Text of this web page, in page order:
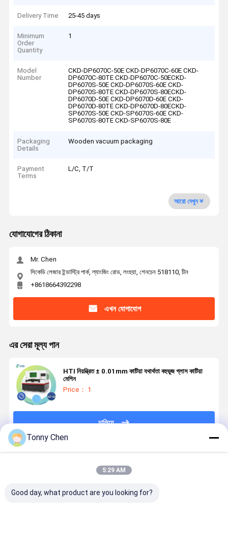
Delivery Time 25-45 days
Minimum
Order
Quantity
1
Model
Number
CKD-DP6070C-50E CKD-DP6070C-60E CKD-
DP6070C-80TE CKD-DP6070C-50ECKD-
DP6070S-50E CKD-DP6070S-60E CKD-
DP6070S-80TE CKD-DP6070S-80ECKD-
DP6070D-50E CKD-DP6070D-60E CKD-
DP6070D-80TE CKD-DP6070D-80ECKD-
SP6070S-50E CKD-SP6070S-60E CKD-
SP6070S-80TE CKD-SP6070S-80E
Packaging
Details
Wooden vacuum packaging
Payment
Terms
L/C, T/T
আরো দেখুন
যোগাযোগের ঠিকানা
Mr. Chen
সিকেডি লেজার ইন্ডাস্ট্রি পার্ক, ল্যাংজিং রোড, লংহুয়া, শেনচেন 518110, চীন
+8618664392298
এখন যোগাযোগ
এর সেরা মূল্য পান
HTI নিয়ন্ত্রিত ± 0.01mm কাটিয়া যথার্থতা বহুভুজ গ্লাস কাটিয়া
মেশিন
Price： 1
চালিয়ে
Tonny Chen
5:29 AM
Good day, what product are you looking for?